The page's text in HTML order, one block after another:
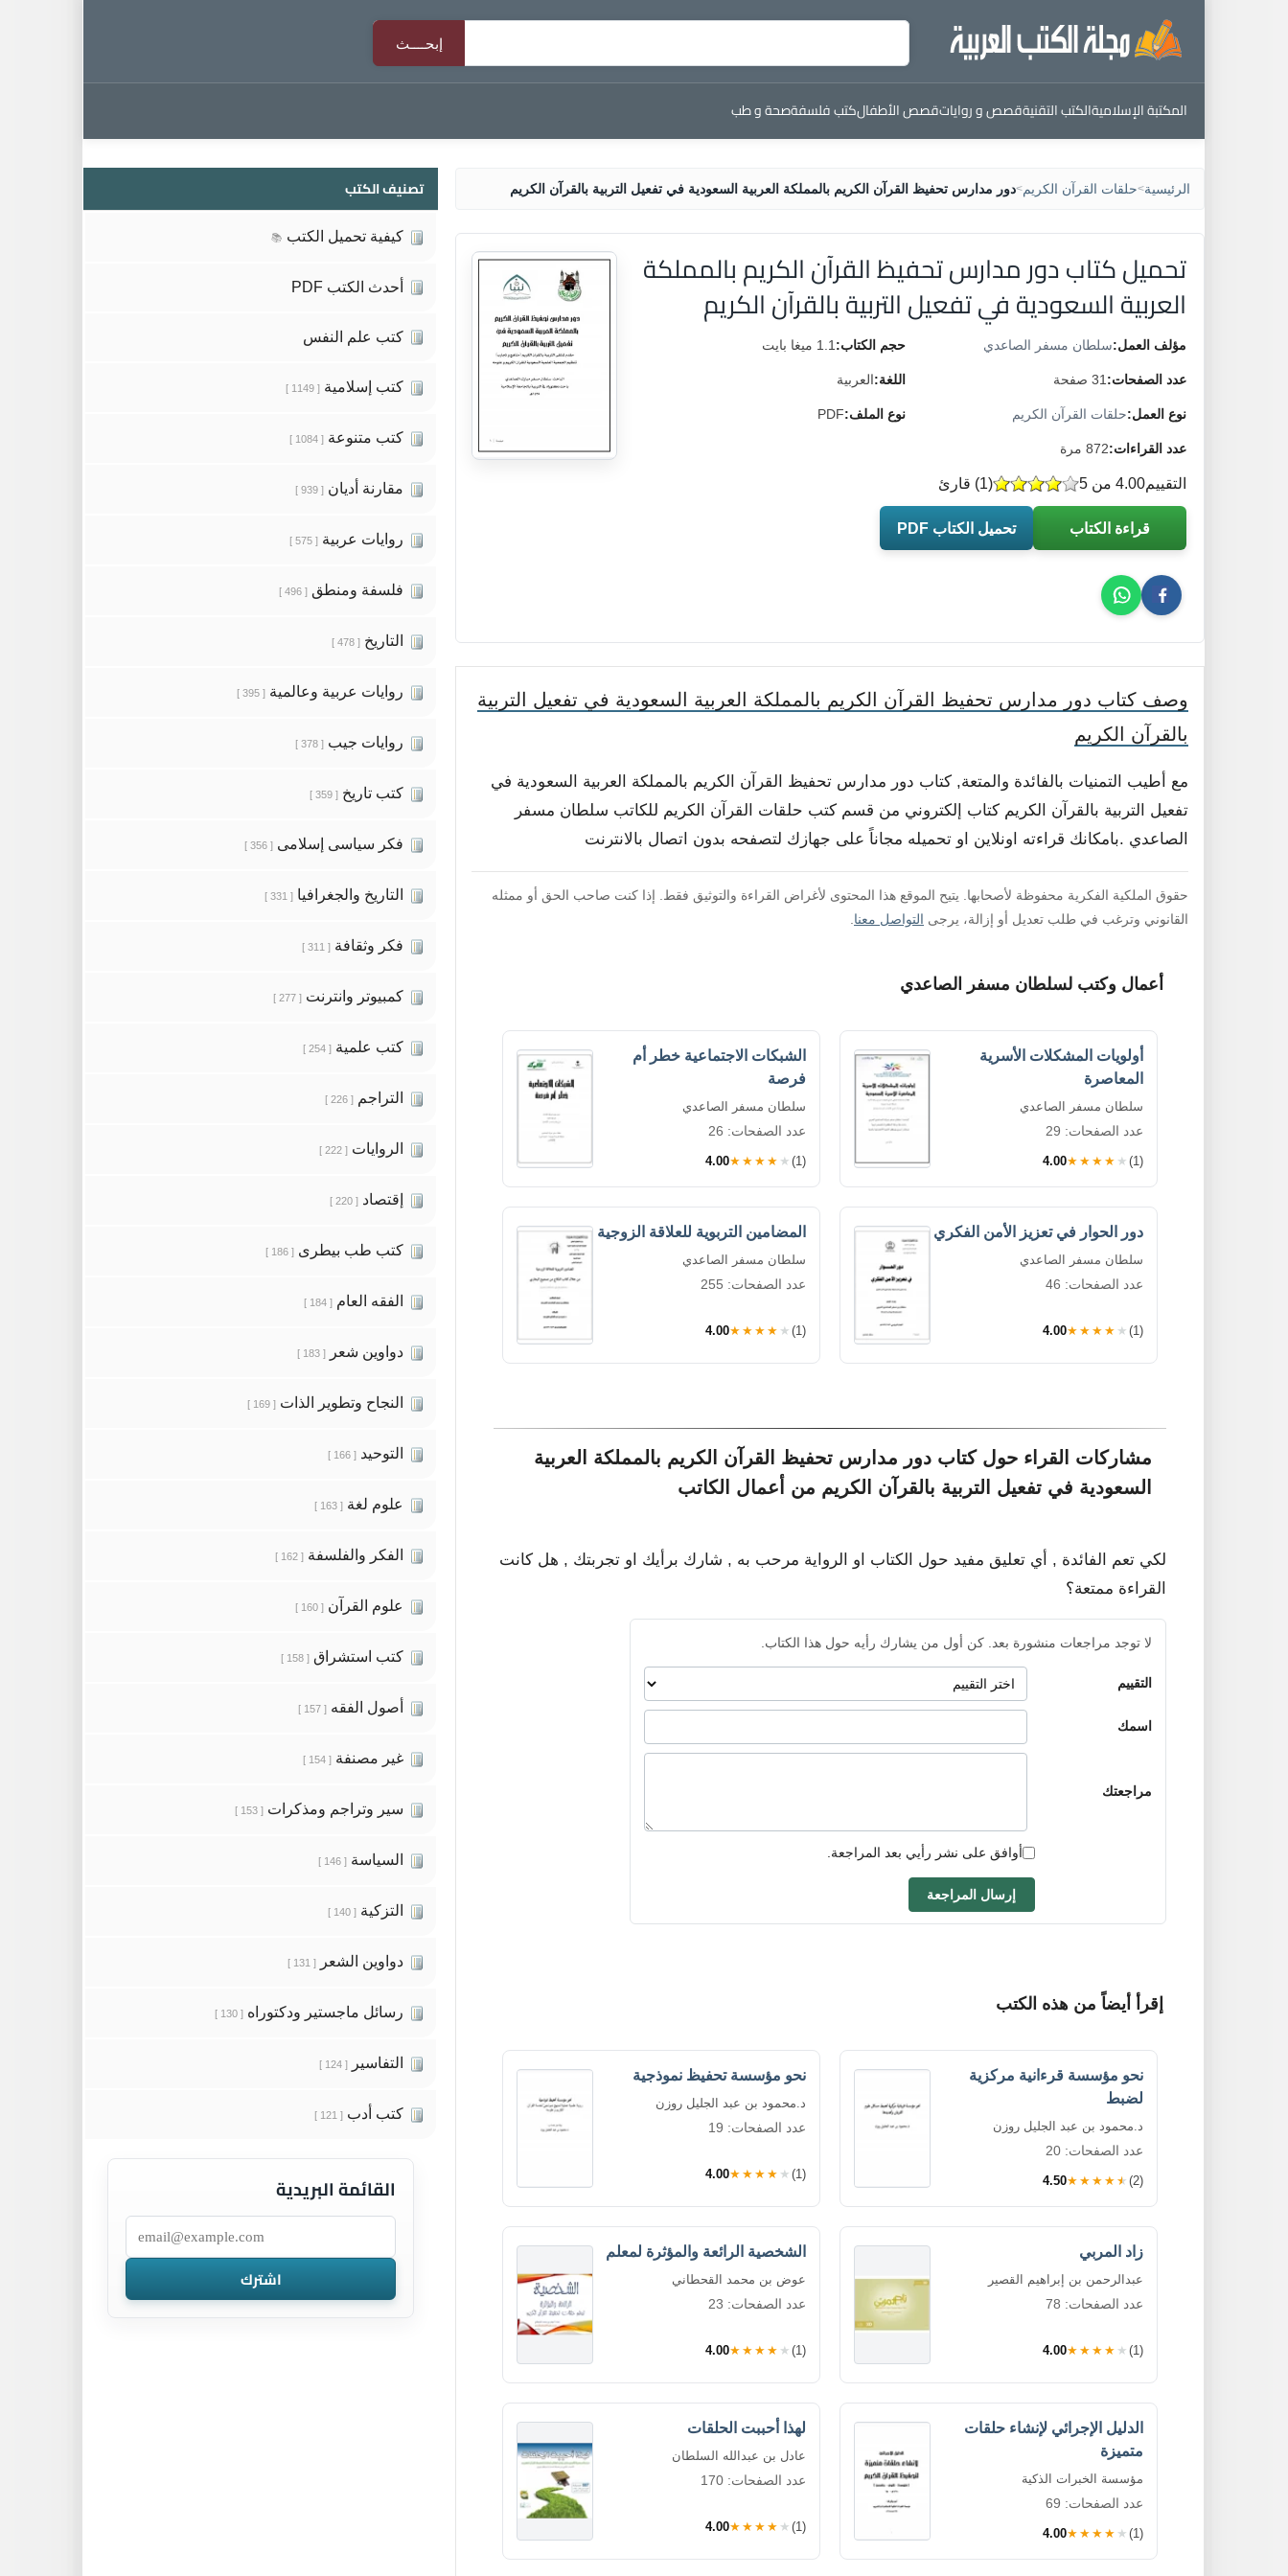
المكتبة الإسلاميةالكتب التقنيةقصص و رواياتقصص الأطفالكتب فلسفةصحة و طب
الرئيسية>حلقات القرآن الكريم>دور مدارس تحفيظ القرآن الكريم بالمملكة العربية السعودية في تفعيل التربية بالقرآن الكريم
تحميل كتاب دور مدارس تحفيظ القرآن الكريم بالمملكة
العربية السعودية في تفعيل التربية بالقرآن الكريم
مؤلف العمل:سلطان مسفر الصاعدي حجم الكتاب: 1.1 ميغا بايت
عدد الصفحات: 31 صفحة اللغة:العربية
نوع العمل:حلقات القرآن الكريم نوع الملف:PDF
عدد القراءات:872 مرة
التقييم (
1) قارئ 4.00 من 5
قراءة الكتاب تحميل الكتاب PDF
وصف كتاب دور مدارس تحفيظ القرآن الكريم بالمملكة العربية السعودية في تفعيل التربية
بالقرآن الكريم
مع أطيب التمنيات بالفائدة والمتعة, كتاب دور مدارس تحفيظ القرآن الكريم بالمملكة العربية السعودية في
تفعيل التربية بالقرآن الكريم كتاب إلكتروني من قسم كتب حلقات القرآن الكريم للكاتب سلطان مسفر
الصاعدي .بامكانك قراءته اونلاين او تحميله مجاناً على جهازك لتصفحه بدون اتصال بالانترنت
حقوق الملكية الفكرية محفوظة لأصحابها. يتيح الموقع هذا المحتوى لأغراض القراءة والتوثيق فقط. إذا كنت صاحب الحق أو ممثله
القانوني وترغب في طلب تعديل أو إزالة، يرجى التواصل معنا
أعمال وكتب لسلطان مسفر الصاعدي
أولويات المشكلات الأسرية
المعاصرة
سلطان مسفر الصاعدي
عدد الصفحات: 29
4.00★★★★★ (1)
الشبكات الاجتماعية خطر أم
فرصة
سلطان مسفر الصاعدي
عدد الصفحات: 26
4.00★★★★★ (1)
دور الحوار في تعزيز الأمن الفكري
سلطان مسفر الصاعدي
عدد الصفحات: 46
4.00★★★★★ (1)
المضامين التربوية للعلاقة الزوجية
سلطان مسفر الصاعدي
عدد الصفحات: 255
4.00★★★★★ (1)
مشاركات القراء حول كتاب دور مدارس تحفيظ القرآن الكريم بالمملكة العربية
السعودية في تفعيل التربية بالقرآن الكريم من أعمال الكاتب
لكي تعم الفائدة , أي تعليق مفيد حول الكتاب او الرواية مرحب به , شارك برأيك او تجربتك , هل كانت
القراءة ممتعة؟
لا توجد مراجعات منشورة بعد. كن أول من يشارك رأيه حول هذا الكتاب.
التقييم
اسمك
مراجعتك
أوافق على نشر رأيي بعد المراجعة.
إرسال المراجعة
إقرأ أيضاً من هذه الكتب
نحو مؤسسة قرءانية مركزية
لضبط
د.محمود بن عبد الجليل روزن
عدد الصفحات: 20
4.50★★★★★ (2)
نحو مؤسسة تحفيظ نموذجية
د.محمود بن عبد الجليل روزن
عدد الصفحات: 19
4.00★★★★★ (1)
زاد المربي
عبدالرحمن بن إبراهيم القصير
عدد الصفحات: 78
4.00★★★★★ (1)
الشخصية الرائعة والمؤثرة لمعلم
عوض بن محمد القحطاني
عدد الصفحات: 23
4.00★★★★★ (1)
الدليل الإجرائي لإنشاء حلقات
متميزة
مؤسسة الخبرات الذكية
عدد الصفحات: 69
4.00★★★★★ (1)
لهذا أحببت الحلقات
عادل بن عبدالله السلطان
عدد الصفحات: 170
4.00★★★★★ (1)
تصنيف الكتب
كيفية تحميل الكتب 📚
أحدث الكتب PDF
كتب علم النفس
كتب إسلامية [ 1149 ]
كتب متنوعة [ 1084 ]
مقارنة أديان [ 939 ]
روايات عربية [ 575 ]
فلسفة ومنطق [ 496 ]
التاريخ [ 478 ]
روايات عربية وعالمية [ 395 ]
روايات جيب [ 378 ]
كتب تاريخ [ 359 ]
فكر سياسى إسلامى [ 356 ]
التاريخ والجغرافيا [ 331 ]
فكر وثقافة [ 311 ]
كمبيوتر وانترنت [ 277 ]
كتب علمية [ 254 ]
التراجم [ 226 ]
الروايات [ 222 ]
إقتصاد [ 220 ]
كتب طب بيطرى [ 186 ]
الفقه العام [ 184 ]
دواوين شعر [ 183 ]
النجاح وتطوير الذات [ 169 ]
التوحيد [ 166 ]
علوم لغة [ 163 ]
الفكر والفلسفة [ 162 ]
علوم القرآن [ 160 ]
كتب استشراق [ 158 ]
أصول الفقه [ 157 ]
غير مصنفة [ 154 ]
سير وتراجم ومذكرات [ 153 ]
السياسة [ 146 ]
التزكية [ 140 ]
دواوين الشعر [ 131 ]
رسائل ماجستير ودكتوراه [ 130 ]
التفاسير [ 124 ]
كتب أدب [ 121 ]
القائمة البريدية